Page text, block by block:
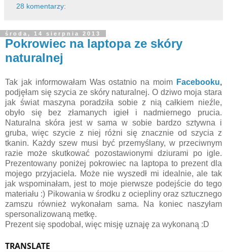
28 komentarzy:
środa, 14 sierpnia 2013
Pokrowiec na laptopa ze skóry
naturalnej
Tak jak informowałam Was ostatnio na moim Facebooku,
podjęłam się szycia ze skóry naturalnej. O dziwo moja stara
jak świat maszyna poradziła sobie z nią całkiem nieźle,
obyło się bez złamanych igieł i nadmiernego prucia.
Naturalna skóra jest w sama w sobie bardzo sztywna i
gruba, więc szycie z niej różni się znacznie od szycia z
tkanin. Każdy szew musi być przemyślany, w przeciwnym
razie może skutkować pozostawionymi dziurami po igle.
Prezentowany poniżej pokrowiec na laptopa to prezent dla
mojego przyjaciela. Może nie wyszedł mi idealnie, ale tak
jak wspominałam, jest to moje pierwsze podejście do tego
materiału :) Pikowania w środku z ociepliny oraz sztucznego
zamszu również wykonałam sama. Na koniec naszyłam
spersonalizowaną metkę.
Prezent się spodobał, więc misję uznaję za wykonaną :D
TRANSLATE